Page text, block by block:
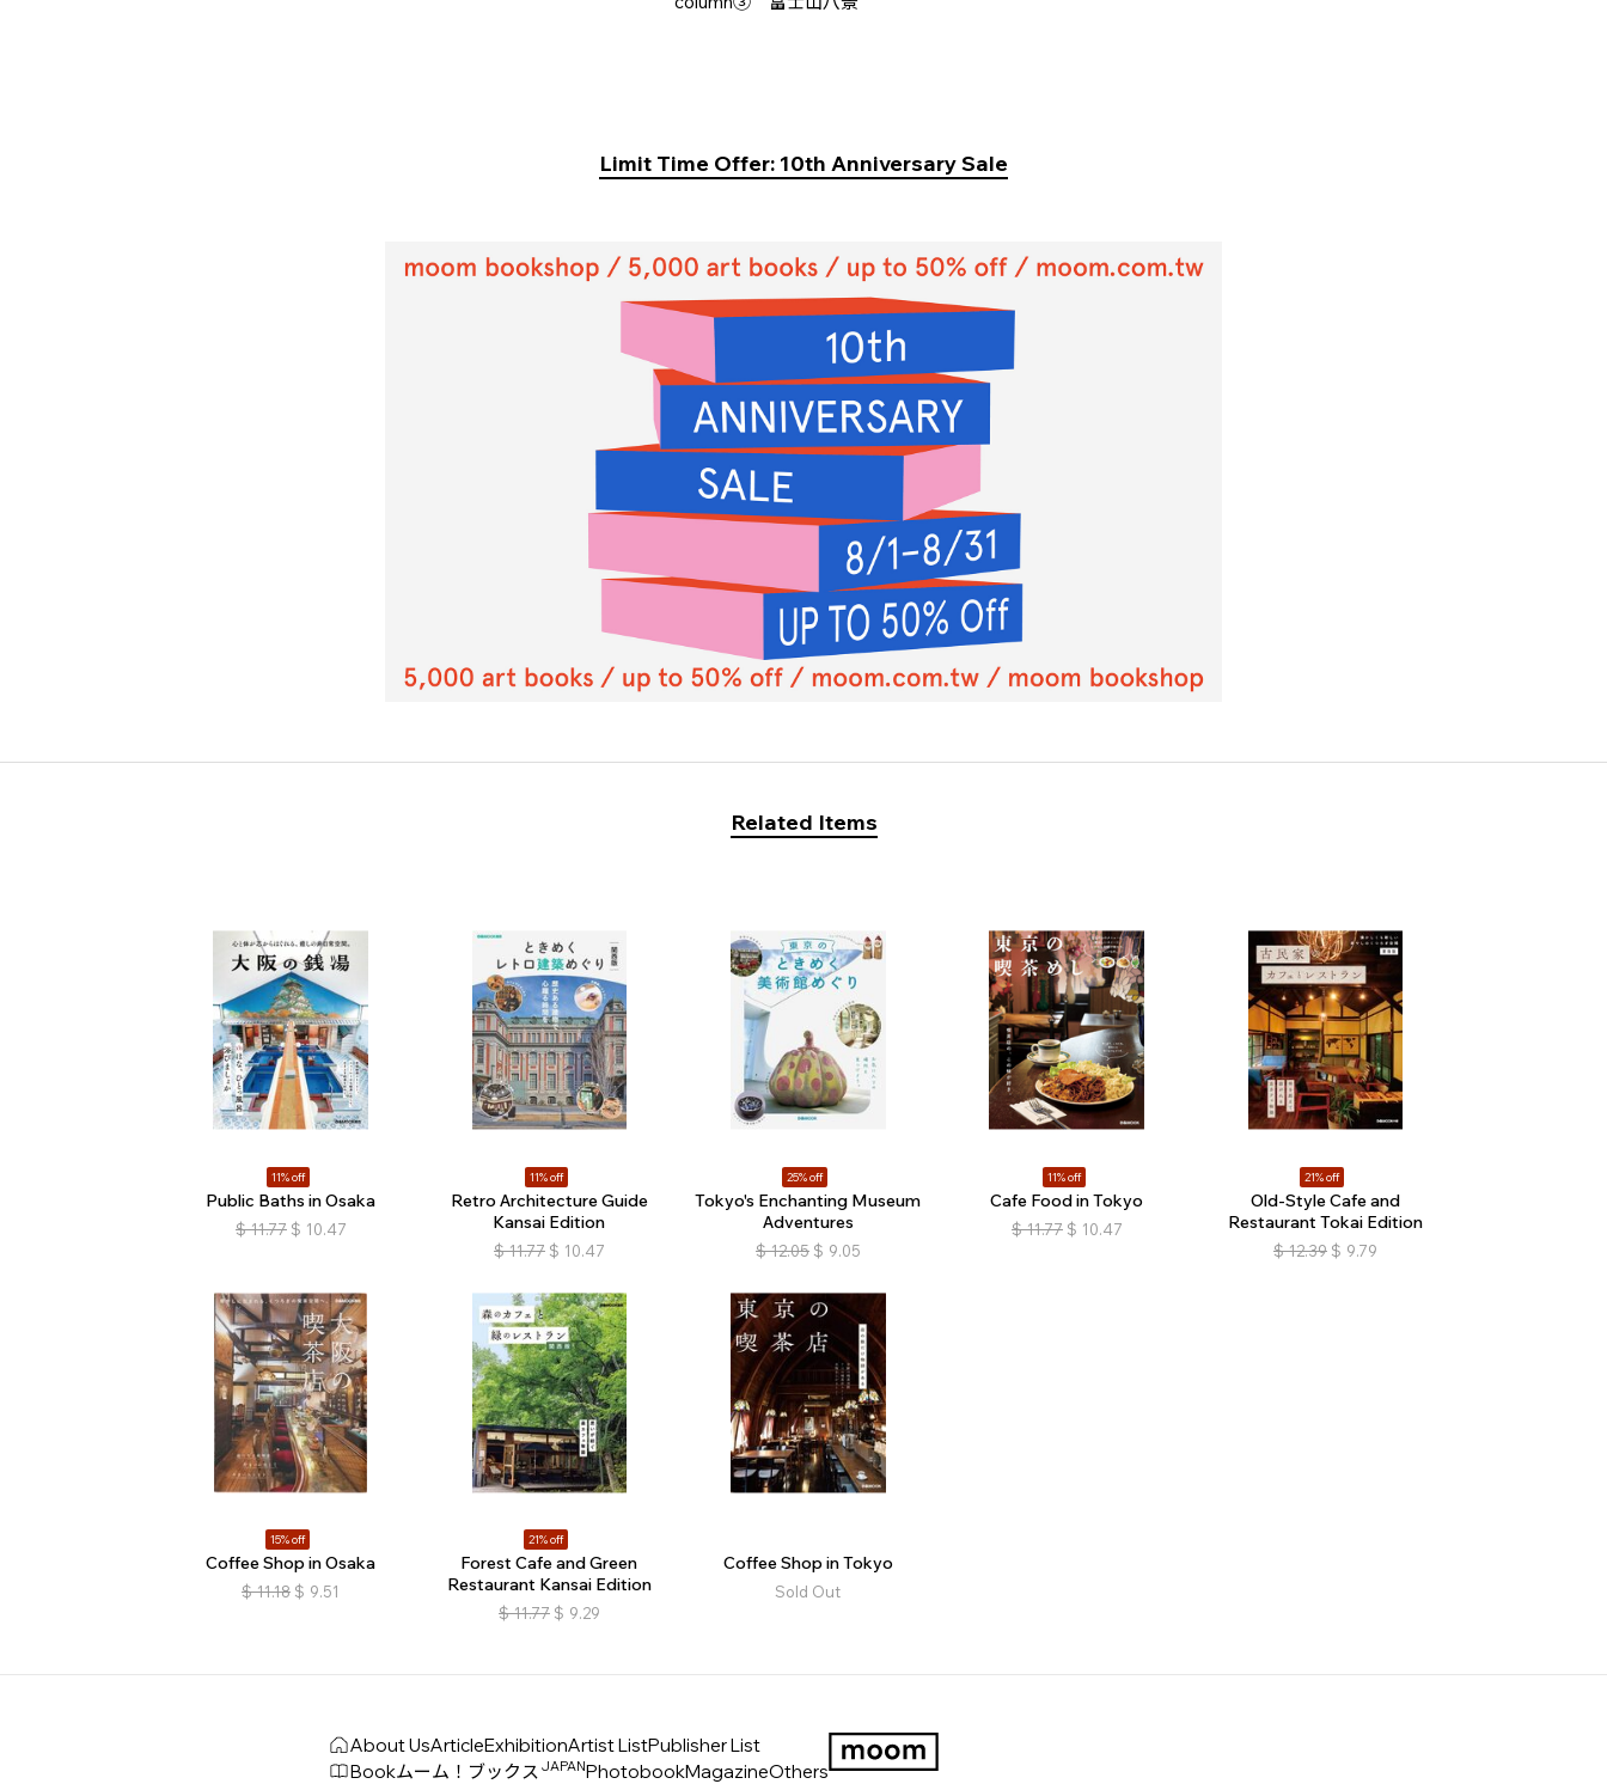
Limit Time Offer: 10th Anniversary Sale
Related Items
11% off
Public Baths in Osaka
$ 11.77 $ 10.47
11% off
Retro Architecture Guide
Kansai Edition
$ 11.77 $ 10.47
25% off
Tokyo's Enchanting Museum
Adventures
$ 12.05 $ 9.05
11% off
Cafe Food in Tokyo
$ 11.77 $ 10.47
21% off
Old-Style Cafe and
Restaurant Tokai Edition
$ 12.39 $ 9.79
15% off
Coffee Shop in Osaka
$ 11.18 $ 9.51
21% off
Forest Cafe and Green
Restaurant Kansai Edition
$ 11.77 $ 9.29
Coffee Shop in Tokyo
Sold Out
About UsArticleExhibitionArtist ListPublisher List
Bookムーム！ブックス JAPANPhotobookMagazineOthers